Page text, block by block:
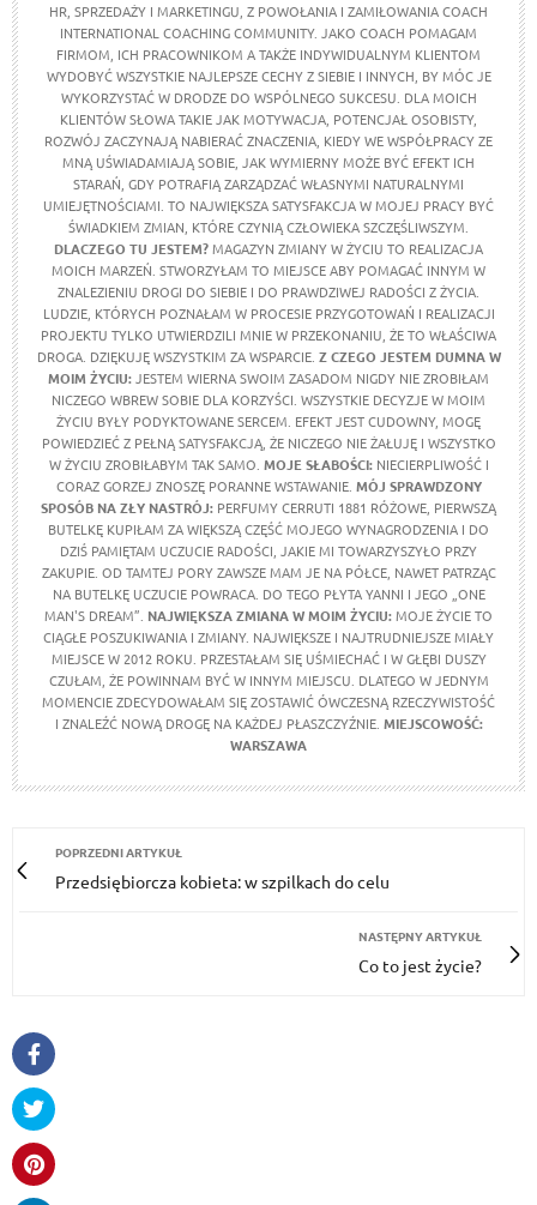
HR, SPRZEDAŻY I MARKETINGU, Z POWOŁANIA I ZAMIŁOWANIA COACH
INTERNATIONAL COACHING COMMUNITY. JAKO COACH POMAGAM
FIRMOM, ICH PRACOWNIKOM A TAKŻE INDYWIDUALNYM KLIENTOM
WYDOBYĆ WSZYSTKIE NAJLEPSZE CECHY Z SIEBIE I INNYCH, BY MÓC JE
WYKORZYSTAĆ W DRODZE DO WSPÓLNEGO SUKCESU. DLA MOICH
KLIENTÓW SŁOWA TAKIE JAK MOTYWACJA, POTENCJAŁ OSOBISTY,
ROZWÓJ ZACZYNAJĄ NABIERAĆ ZNACZENIA, KIEDY WE WSPÓŁPRACY ZE
MNĄ UŚWIADAMIAJĄ SOBIE, JAK WYMIERNY MOŻE BYĆ EFEKT ICH
STARAŃ, GDY POTRAFIĄ ZARZĄDZAĆ WŁASNYMI NATURALNYMI
UMIEJĘTNOŚCIAMI. TO NAJWIĘKSZA SATYSFAKCJA W MOJEJ PRACY BYĆ
ŚWIADKIEM ZMIAN, KTÓRE CZYNIĄ CZŁOWIEKA SZCZĘŚLIWSZYM.
DLACZEGO TU JESTEM?MAGAZYN ZMIANY W ŻYCIU TO REALIZACJA
MOICH MARZEŃ. STWORZYŁAM TO MIEJSCE ABY POMAGAĆ INNYM W
ZNALEZIENIU DROGI DO SIEBIE I DO PRAWDZIWEJ RADOŚCI Z ŻYCIA.
LUDZIE, KTÓRYCH POZNAŁAM W PROCESIE PRZYGOTOWAŃ I REALIZACJI
PROJEKTU TYLKO UTWIERDZILI MNIE W PRZEKONANIU, ŻE TO WŁAŚCIWA
DROGA. DZIĘKUJĘ WSZYSTKIM ZA WSPARCIE. Z CZEGO JESTEM DUMNA W
MOIM ŻYCIU:JESTEM WIERNA SWOIM ZASADOM NIGDY NIE ZROBIŁAM
NICZEGO WBREW SOBIE DLA KORZYŚCI. WSZYSTKIE DECYZJE W MOIM
ŻYCIU BYŁY PODYKTOWANE SERCEM. EFEKT JEST CUDOWNY, MOGĘ
POWIEDZIEĆ Z PEŁNĄ SATYSFAKCJĄ, ŻE NICZEGO NIE ŻAŁUJĘ I WSZYSTKO
W ŻYCIU ZROBIŁABYM TAK SAMO. MOJE SŁABOŚCI:NIECIERPLIWOŚĆ I
CORAZ GORZEJ ZNOSZĘ PORANNE WSTAWANIE. MÓJ SPRAWDZONY
SPOSÓB NA ZŁY NASTRÓJ: PERFUMY CERRUTI 1881 RÓŻOWE, PIERWSZĄ
BUTELKĘ KUPIŁAM ZA WIĘKSZĄ CZĘŚĆ MOJEGO WYNAGRODZENIA I DO
DZIŚ PAMIĘTAM UCZUCIE RADOŚCI, JAKIE MI TOWARZYSZYŁO PRZY
ZAKUPIE. OD TAMTEJ PORY ZAWSZE MAM JE NA PÓŁCE, NAWET PATRZĄC
NA BUTELKĘ UCZUCIE POWRACA. DO TEGO PŁYTA YANNI I JEGO „ONE
MAN'S DREAM”. NAJWIĘKSZA ZMIANA W MOIM ŻYCIU:MOJE ŻYCIE TO
CIĄGŁE POSZUKIWANIA I ZMIANY. NAJWIĘKSZE I NAJTRUDNIEJSZE MIAŁY
MIEJSCE W 2012 ROKU. PRZESTAŁAM SIĘ UŚMIECHAĆ I W GŁĘBI DUSZY
CZUŁAM, ŻE POWINNAM BYĆ W INNYM MIEJSCU. DLATEGO W JEDNYM
MOMENCIE ZDECYDOWAŁAM SIĘ ZOSTAWIĆ ÓWCZESNĄ RZECZYWISTOŚĆ
I ZNALEŹĆ NOWĄ DROGĘ NA KAŻDEJ PŁASZCZYŹNIE. MIEJSCOWOŚĆ:
WARSZAWA
POPRZEDNI ARTYKUŁ
Przedsiębiorcza kobieta: w szpilkach do celu
NASTĘPNY ARTYKUŁ
Co to jest życie?